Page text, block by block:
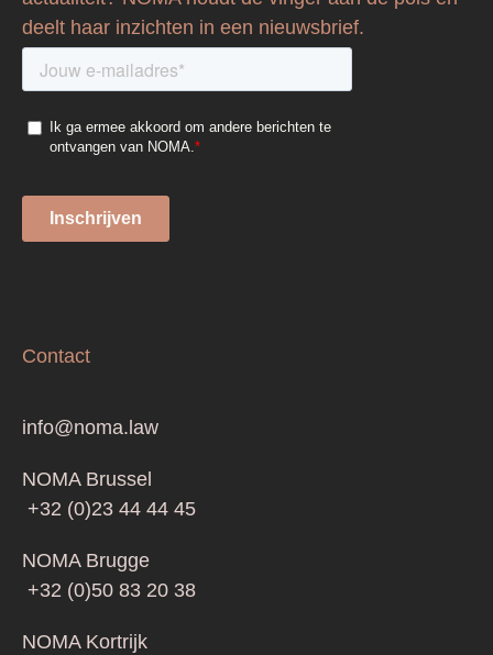
deelt haar inzichten in een nieuwsbrief.
Contact
info@noma.law
NOMA Brussel
+32 (0)23 44 44 45
NOMA Brugge
+32 (0)50 83 20 38
NOMA Kortrijk